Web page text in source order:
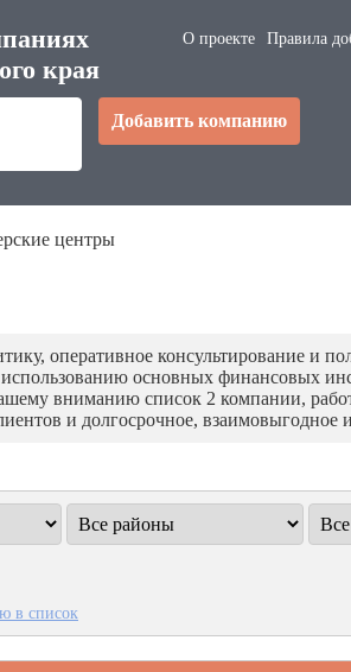
края
О проекте Правила
Добавить компанию
центры
оперативное консультирование и
основных финансовых
вниманию список 2 компании,
и долгосрочное, взаимовыгодное
в список